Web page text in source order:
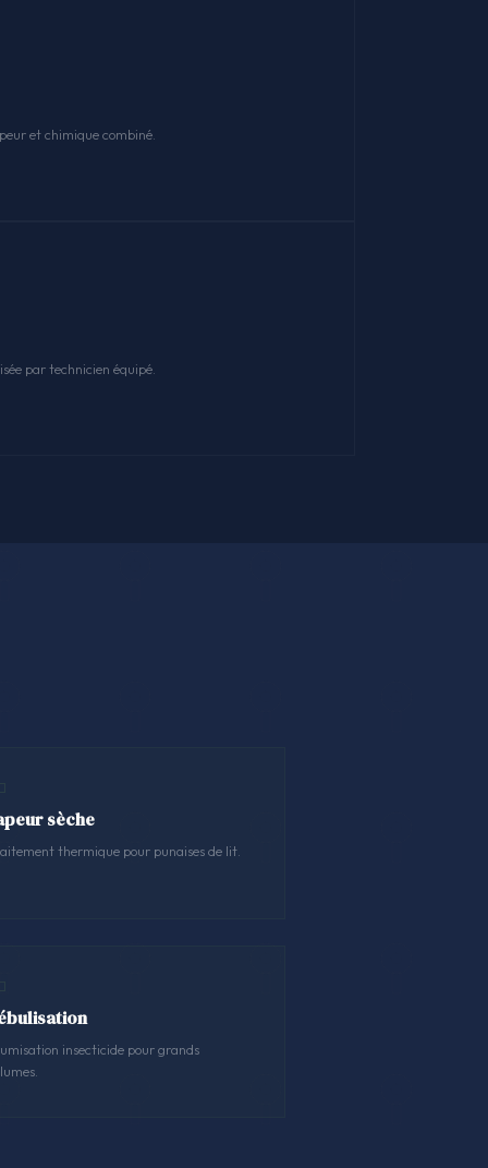
et chimique combiné.
par technicien équipé.
sèche
thermique pour punaises de lit.
insecticide pour grands